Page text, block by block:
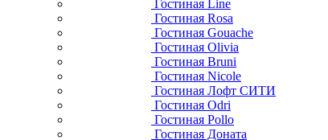
Гостиная Line
Гостиная Rosa
Гостиная Gouache
Гостиная Olivia
Гостиная Bruni
Гостиная Nicole
Гостиная Лофт СИТИ
Гостиная Odri
Гостиная Pollo
Гостиная Доната